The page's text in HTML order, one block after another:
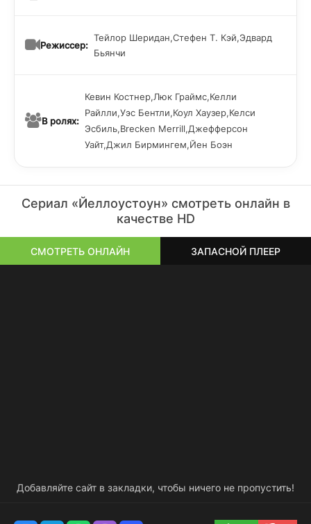
Режиссер:
Тейлор Шеридан,Стефен Т. Кэй,Эдвард
Бьянчи
В ролях:
Кевин Костнер,Люк Граймс,Келли
Райлли,Уэс Бентли,Коул Хаузер,Келси
Эсбиль,Brecken Merrill,Джефферсон
Уайт,Джил Бирмингем,Йен Боэн
Сериал «Йеллоустоун» смотреть онлайн в
качестве HD
СМОТРЕТЬ ОНЛАЙН ЗАПАСНОЙ ПЛЕЕР
Добавляйте сайт в закладки, чтобы ничего не пропустить!